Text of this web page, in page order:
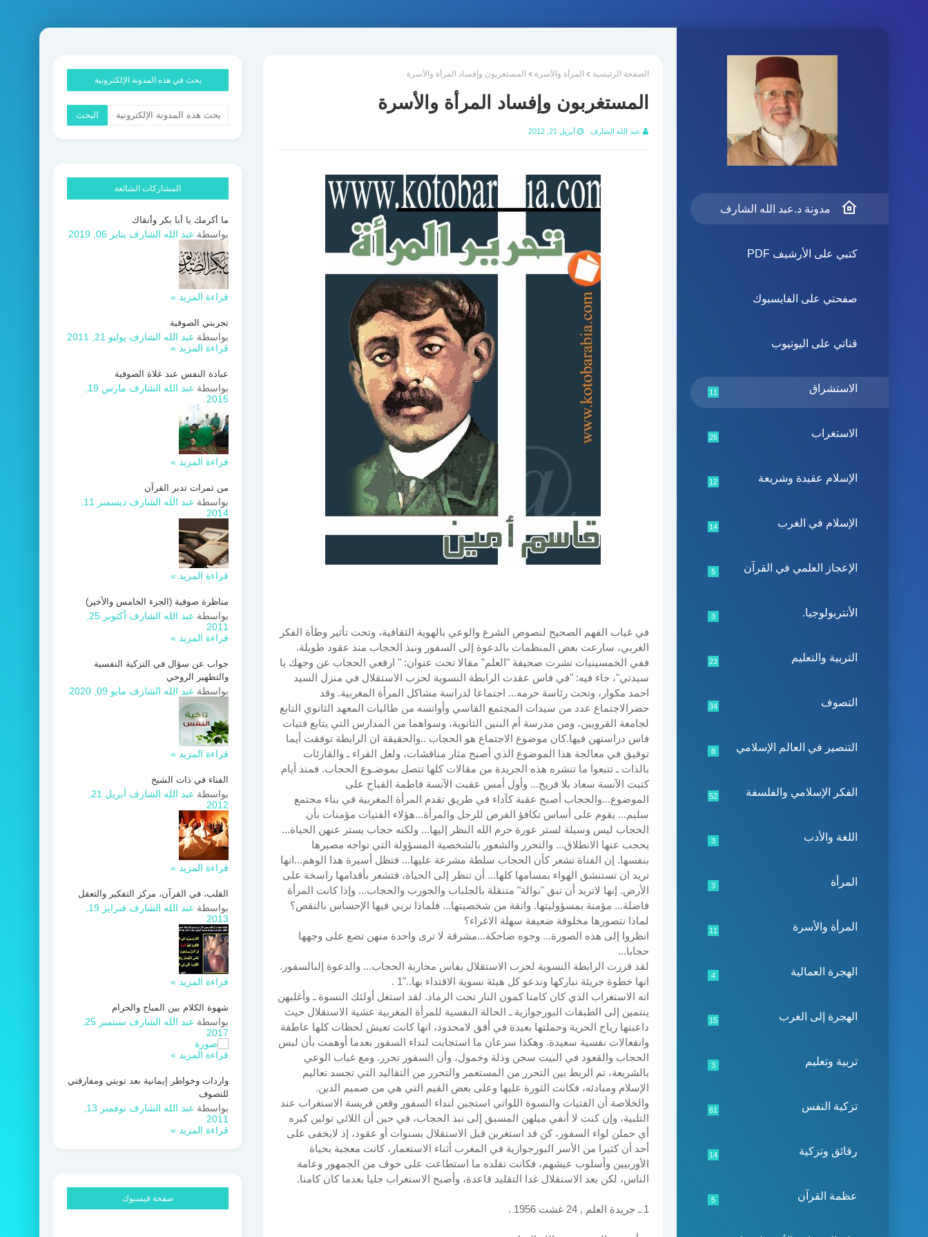
مدونة د.عبد الله الشارف
كتبي على الأرشيف PDF
صفحتي على الفايسبوك
قناتي على اليوتيوب
الاستشراق 11
الاستغراب 26
الإسلام عقيدة وشريعة 12
الإسلام في الغرب 14
الإعجاز العلمي في القرآن 5
الأنتربولوجيا. 3
التربية والتعليم 23
التصوف 34
التنصير في العالم الإسلامي 8
الفكر الإسلامي والفلسفة 52
اللغة والأدب 3
المرأة 3
المرأة والأسرة 11
الهجرة العمالية 4
الهجرة إلى الغرب 15
تربية وتعليم 3
تزكية النفس 61
رقائق وتزكية 14
عظمة القرآن 5
الصفحة الرئيسية المرأة والأسرة المستغربون وإفساد المرأة والأسرة
المستغربون وإفساد المرأة والأسرة
عبد الله الشارف أبريل 21, 2012
في غياب الفهم الصحيح لنصوص الشرع والوعي بالهوية الثقافية، وتحت تأثير وطأة الفكر
الغربي، سارعت بعض المنظمات بالدعوة إلى السفور ونبذ الحجاب منذ عقود طويلة.
ففي الخمسينيات نشرت صحيفة "العلم" مقالا تحت عنوان: " ارفعي الحجاب عن وجهك يا
سيدتي"، جاء فيه: "في فاس عقدت الرابطة النسوية لحزب الاستقلال في منزل السيد
احمد مكوار، وتحت رئاسة حرمه... اجتماعا لدراسة مشاكل المرأة المغربية. وقد
حضرالاجتماع عدد من سيدات المجتمع الفاسي وأوانسه من طالبات المعهد الثانوي التابع
لجامعة القرويين، ومن مدرسة أم البنين الثانوية، وسواهما من المدارس التي يتابع فتيات
فاس دراستهن فيها.كان موضوع الاجتماع هو الحجاب ..والحقيقة ان الرابطة توفقت أيما
توفيق في معالجة هذا الموضوع الذي أصبح مثار مناقشات، ولعل القراء ـ والقارئات
بالذات ـ تتبعوا ما تنشره هذه الجريدة من مقالات كلها تتصل بموضـوع الحجاب. فمنذ أيام
كتبت الآنسة سعاد بلا فريح... وأول أمس عقبت الآنسة فاطمة القباج على
الموضوع...والحجاب أصبح عقبة كآداء في طريق تقدم المرأة المغربية في بناء مجتمع
سليم... يقوم على أساس تكافؤ الفرص للرجل والمرأة...هؤلاء الفتيات مؤمنات بأن
الحجاب ليس وسيلة لستر عورة حرم الله النظر إليها... ولكنه حجاب يستر عنهن الحياة...
يحجب عنها الانطلاق... والتحرر والشعور بالشخصية المسؤولة التي تواجه مصيرها
بنفسها. إن الفتاة تشعر كأن الحجاب سلطة مشرعة عليها... فتظل أسيرة هذا الوهم...انها
تريد ان تستنشق الهواء بمسامها كلها... أن تنظر إلى الحياة، فتشعر بأقدامها راسخة على
الأرض. إنها لاتريد أن تبق "نوالة" متنقلة بالجلباب والجورب والحجاب... وإذا كانت المرأة
فاضلة... مؤمنة بمسؤوليتها. واتقة من شخصيتها... فلماذا نربي فيها الإحساس بالنقص؟
لماذا نتصورها مخلوقة ضعيفة سهلة الاغراء؟
انظروا إلى هذه الصورة... وجوه ضاحكة...مشرقة لا ترى واحدة منهن تضع على وجهها
حجابا...
لقد قررت الرابطة النسوية لحزب الاستقلال بفاس محاربة الحجاب... والدعوة إلىالسفور.
انها خطوة جريئة نباركها وندعو كل هيئة نسوية الاقتداء بها.."1 .
انه الاستغراب الذي كان كامنا كمون النار تحت الرماد. لقد استغل أولئك النسوة ـ وأغلبهن
ينتمين إلى الطبقات البورجوازية ـ الحالة النفسية للمرأة المغربية عشية الاستقلال حيث
داعبتها رياح الحرية وحملتها بعيدة في أفق لامحدود، انها كانت تعيش لحظات كلها عاطفة
وانفعالات نفسية سعيدة. وهكذا سرعان ما استجابت لنداء السفور بعدما أوهمت بأن لبس
الحجاب والقعود في البيت سجن وذلة وخمول، وأن السفور تحرر. ومع غياب الوعي
بالشريعة، تم الربط بين التحرر من المستعمر والتحرر من التقاليد التي تجسد تعاليم
الإسلام ومبادئه، فكانت الثورة عليها وعلى بعض القيم التي هي من صميم الدين.
والخلاصة أن الفتيات والنسوة اللواتي استجبن لنداء السفور وقعن فريسة الاستغراب عند
التلبية، وإن كنت لا أنفي ميلهن المسبق إلى نبذ الحجاب، في حين أن اللائي تولين كبره
أي حملن لواء السفور، كن قد استغربن قبل الاستقلال بسنوات أو عقود، إذ لايخفى على
أحد أن كثيرا من الأسر البورجوازية في المغرب أثناء الاستعمار، كانت معجبة بحياة
الأوربيين وأسلوب عيشهم، فكانت تقلده ما استطاعت على خوف من الجمهور وعامة
الناس، لكن بعد الاستقلال غدا التقليد قاعدة، وأصبح الاستغراب جليا بعدما كان كامنا.
1 ـ جريدة العلم , 24 غشت 1956 .
بحث في هذه المدونة الإلكترونية
المشاركات الشائعة
ما أكرمك يا أبا بكر وأتقاك
بواسطة عبد الله الشارف يناير 06, 2019
قراءة المزيد »
تجربتي الصوفية
بواسطة عبد الله الشارف يوليو 21, 2011
قراءة المزيد »
عبادة النفس عند غلاة الصوفية
بواسطة عبد الله الشارف
2015
قراءة المزيد »
من ثمرات تدبر القرآن
بواسطة عبد الله الشارف
2014
قراءة المزيد »
مناظرة صوفية (الجزء الخامس والأخير)
بواسطة عبد الله الشارف
2011
قراءة المزيد »
جواب عن سؤال في التزكية النفسية
والتطهير الروحي
بواسطة عبد الله الشارف مايو 09, 2020
قراءة المزيد »
الفناء في ذات الشيخ
بواسطة عبد الله الشارف
2012
قراءة المزيد »
القلب، في القرآن، مركز التفكير والتعقل
بواسطة عبد الله الشارف
2013
قراءة المزيد »
شهوة الكلام بين المباح والحرام
بواسطة عبد الله الشارف
2017
قراءة المزيد »
واردات وخواطر إيمانية بعد توبتي ومفارقتي
للتصوف
بواسطة عبد الله الشارف
2011
قراءة المزيد »
صفحة فيسبوك